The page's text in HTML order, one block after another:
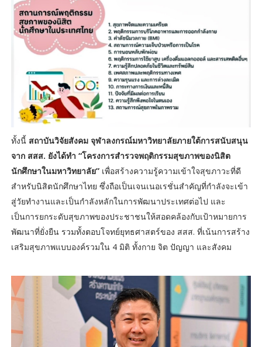
ทั้งนี้ สถาบันวิจัยสังคม จุฬาลงกรณ์มหาวิทยาลัยภายใต้การสนับสนุน
จาก สสส. ยังได้ทำ “โครงการสำรวจพฤติกรรมสุขภาพของนิสิต
นักศึกษาในมหาวิทยาลัย”เพื่อสร้างความรู้ความเข้าใจสุขภาวะที่ดี
สำหรับนิสิตนักศึกษาไทย ซึ่งถือเป็นเจนเนอเรชั่นสำคัญที่กำลังจะเข้า
สู่วัยทำงานและเป็นกำลังหลักในการพัฒนาประเทศต่อไป และ
เป็นการยกระดับสุขภาพของประชาชนให้สอดคล้องกับเป้าหมายการ
พัฒนาที่ยั่งยืน รวมทั้งตอบโจทย์ยุทธศาสตร์ของ สสส. ที่เน้นการสร้าง
เสริมสุขภาพแบบองค์รวมใน 4 มิติ ทั้งกาย จิต ปัญญา และสังคม